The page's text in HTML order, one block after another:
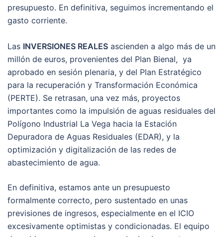
presupuesto. En definitiva, seguimos incrementando el
gasto corriente.
Las INVERSIONES REALES ascienden a algo más de un
millón de euros, provenientes del Plan Bienal, ya
aprobado en sesión plenaria, y del Plan Estratégico
para la recuperación y Transformación Económica
(PERTE). Se retrasan, una vez más, proyectos
importantes como la impulsión de aguas residuales del
Polígono Industrial La Vega hacia la Estación
Depuradora de Aguas Residuales (EDAR), y la
optimización y digitalización de las redes de
abastecimiento de agua.
En definitiva, estamos ante un presupuesto
formalmente correcto, pero sustentado en unas
previsiones de ingresos, especialmente en el ICIO
excesivamente optimistas y condicionadas. El equipo